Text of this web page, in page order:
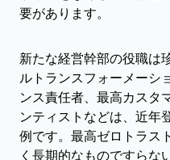
要があります。
新たな経営幹部の役職は
ルトランスフォーメーシ
ンス責任者、最高カスタ
ンティストなどは、近年
例です。最高ゼロトラス
く長期的なものですらな